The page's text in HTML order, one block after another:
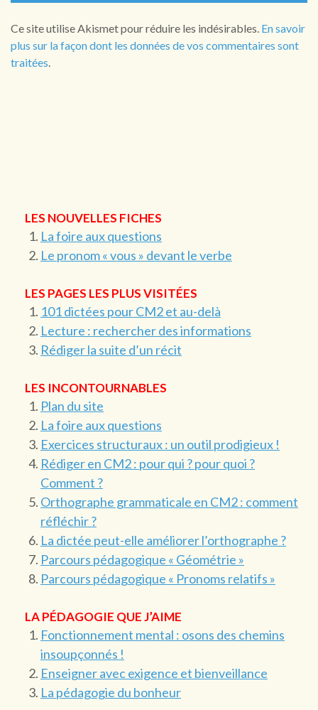
Ce site utilise Akismet pour réduire les indésirables. En savoir
plus sur la façon dont les données de vos commentaires sont
traitées
LES NOUVELLES FICHES
La foire aux questions
Le pronom « vous » devant le verbe
LES PAGES LES PLUS VISITÉES
101 dictées pour CM2 et au-delà
Lecture : rechercher des informations
Rédiger la suite d’un récit
LES INCONTOURNABLES
Plan du site
La foire aux questions
Exercices structuraux : un outil prodigieux !
Rédiger en CM2 : pour qui ? pour quoi ?
Comment ?
Orthographe grammaticale en CM2 : comment
réfléchir ?
La dictée peut-elle améliorer l’orthographe ?
Parcours pédagogique « Géométrie »
Parcours pédagogique « Pronoms relatifs »
LA PÉDAGOGIE QUE J’AIME
Fonctionnement mental : osons des chemins
insoupçonnés !
Enseigner avec exigence et bienveillance
La pédagogie du bonheur